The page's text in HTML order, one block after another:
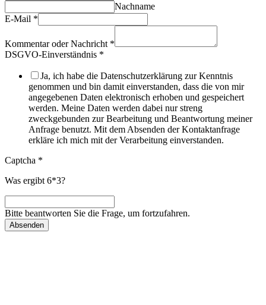
Nachname
E-Mail *
Kommentar oder Nachricht *
DSGVO-Einverständnis *
Ja, ich habe die Datenschutzerklärung zur Kenntnis
genommen und bin damit einverstanden, dass die von mir
angegebenen Daten elektronisch erhoben und gespeichert
werden. Meine Daten werden dabei nur streng
zweckgebunden zur Bearbeitung und Beantwortung meiner
Anfrage benutzt. Mit dem Absenden der Kontaktanfrage
erkläre ich mich mit der Verarbeitung einverstanden.
Captcha *
Was ergibt 6*3?
Bitte beantworten Sie die Frage, um fortzufahren.
Absenden